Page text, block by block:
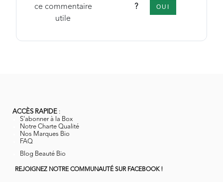
ce commentaire
utile
? OUI
ACCÈS RAPIDE :
S'abonner à la Box
Notre Charte Qualité
Nos Marques Bio
FAQ
Blog Beauté Bio
REJOIGNEZ NOTRE COMMUNAUTÉ SUR FACEBOOK !